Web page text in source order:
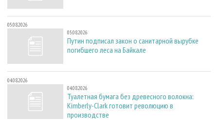
05.08.2026
05.08.2026
Путин подписал закон о санитарной вырубке
погибшего леса на Байкале
04.08.2026
04.08.2026
Туалетная бумага без древесного волокна:
Kimberly-Clark готовит революцию в
производстве